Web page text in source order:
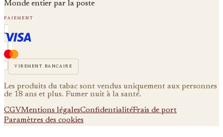
Monde entier par la poste
paiement
virement bancaire
Les produits du tabac sont vendus uniquement aux personnes
de 18 ans et plus. Fumer nuit à la santé.
CGVMentions légalesConfidentialitéFrais de port
Paramètres des cookies